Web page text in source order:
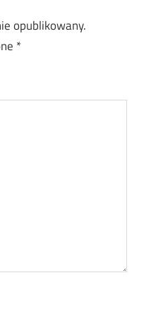
opublikowany.
*